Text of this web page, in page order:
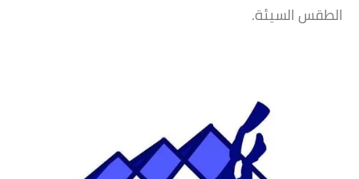
الطقس السيئة.